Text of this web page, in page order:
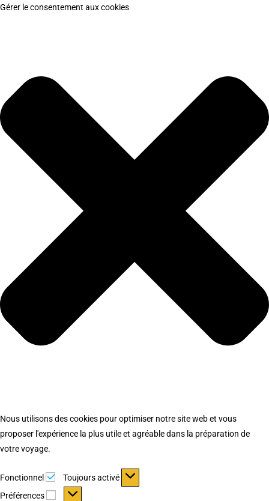
Gérer le consentement aux cookies
Nous utilisons des cookies pour optimiser notre site web et vous
proposer l'expérience la plus utile et agréable dans la préparation de
votre voyage.
Fonctionnel Fonctionnel
Toujours activé
Préférences
Préférences